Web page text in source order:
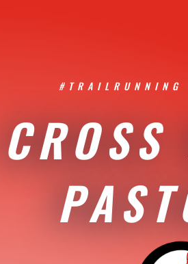
#TRAILRUNNING
CROSS